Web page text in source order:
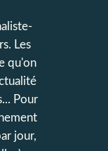
Les
qu'on
Pour
jour,